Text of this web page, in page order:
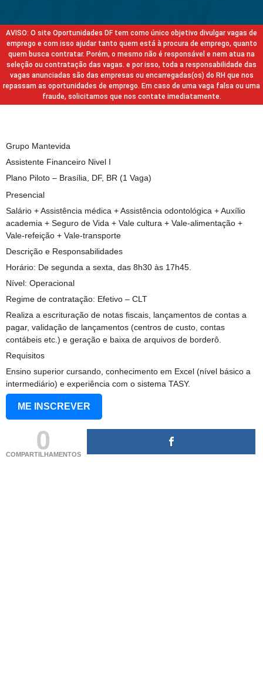
AVISO: O site Oportunidades DF tem como único objetivo divulgar vagas de
emprego e com isso ajudar tanto quem está à procura de emprego, quanto
quem busca contratar. Porém, o mesmo não é responsável e nem atua na
seleção ou contratação das vagas. e por isso, toda a responsabilidade das
vagas anunciadas são das empresas ou encarregadas(os) do RH que nos
repassam as oportunidades de emprego. Em caso de uma vaga falsa ou uma
fraude, solicitamos que nos contate imediatamente.
Grupo Mantevida
Assistente Financeiro Nivel I
Plano Piloto – Brasília, DF, BR (1 Vaga)
Presencial
Salário + Assistência médica + Assistência odontológica + Auxílio
academia + Seguro de Vida + Vale cultura + Vale-alimentação +
Vale-refeição + Vale-transporte
Descrição e Responsabilidades
Horário: De segunda a sexta, das 8h30 às 17h45.
Nível: Operacional
Regime de contratação: Efetivo – CLT
Realiza a escrituração de notas fiscais, lançamentos de contas a
pagar, validação de lançamentos (centros de custo, contas
contábeis etc.) e geração e baixa de arquivos de borderô.
Requisitos
Ensino superior cursando, conhecimento em Excel (nível básico a
intermediário) e experiência com o sistema TASY.
ME INSCREVER
0
COMPARTILHAMENTOS